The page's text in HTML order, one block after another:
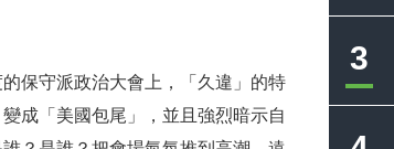
3
保守派政治大會上，「久違」的特
成「美國包尾」，並且強烈暗示自